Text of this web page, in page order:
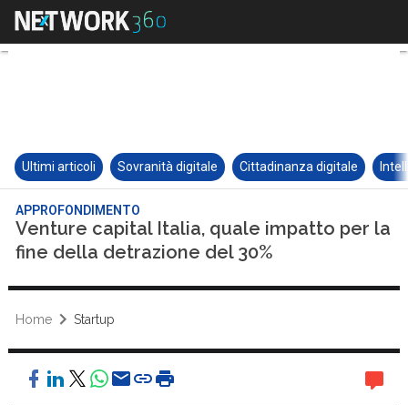
Ultimi articoli Sovranità digitale Cittadinanza digitale
APPROFONDIMENTO
Venture capital Italia, quale impatto per la
fine della detrazione del 30%
Home Startup